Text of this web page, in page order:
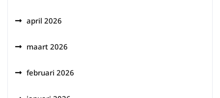
april 2026
maart 2026
februari 2026